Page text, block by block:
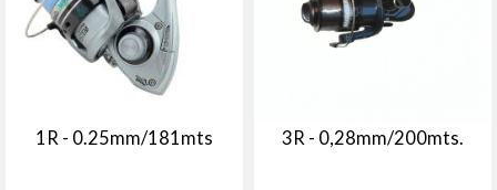
1R - 0.25mm/181mts 3R - 0,28mm/200mts.